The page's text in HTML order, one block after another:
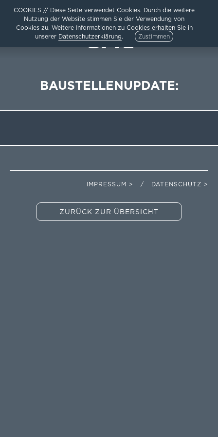
COOKIES // Diese Seite verwendet Cookies. Durch die weitere
Nutzung der Website stimmen Sie der Verwendung von
Cookies zu. Weitere Informationen zu Cookies erhalten Sie in
unserer Datenschutzerklärung. Zustimmen
AKTUELLES
UNTERNEHMEN
KONTAKT /
SITEMAP
BAUSTELLENUPDATE:
IMPRESSUM > / DATENSCHUTZ >
ZURÜCK ZUR ÜBERSICHT